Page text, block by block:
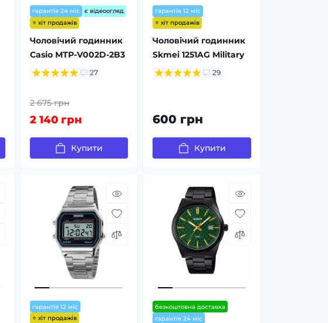
гарантія 24 міс
є відеоогляд
⭐ хіт продажів
Чоловічий годинник
Casio MTP-V002D-2B3
27
2 675 грн
2 140 грн
Купити
гарантія 12 міс
⭐ хіт продажів
Чоловічий годинник
Skmei 1251AG Military
29
600 грн
Купити
гарантія 12 міс
⭐ хіт продажів
безкоштовна доставка
гарантія 24 міс